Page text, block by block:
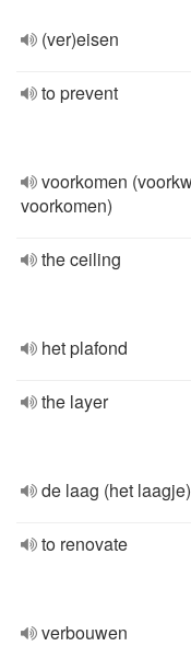
(ver)eisen
to prevent
voorkomen
voorkomen)
the ceiling
het plafond
the layer
de laag (het laagje)
to renovate
verbouwen